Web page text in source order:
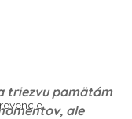
triezvu pamätám
ale